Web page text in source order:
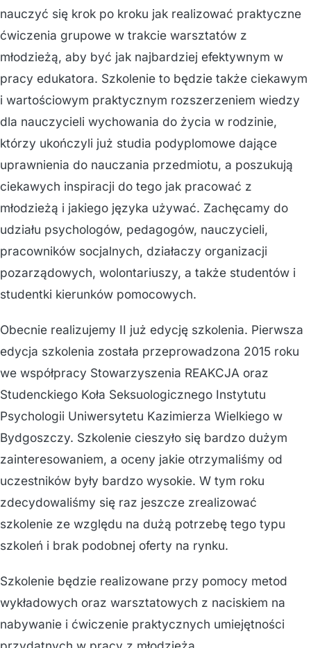
nauczyć się krok po kroku jak realizować praktyczne
ćwiczenia grupowe w trakcie warsztatów z
młodzieżą, aby być jak najbardziej efektywnym w
pracy edukatora. Szkolenie to będzie także ciekawym
i wartościowym praktycznym rozszerzeniem wiedzy
dla nauczycieli wychowania do życia w rodzinie,
którzy ukończyli już studia podyplomowe dające
uprawnienia do nauczania przedmiotu, a poszukują
ciekawych inspiracji do tego jak pracować z
młodzieżą i jakiego języka używać. Zachęcamy do
udziału psychologów, pedagogów, nauczycieli,
pracowników socjalnych, działaczy organizacji
pozarządowych, wolontariuszy, a także studentów i
studentki kierunków pomocowych.
Obecnie realizujemy II już edycję szkolenia. Pierwsza
edycja szkolenia została przeprowadzona 2015 roku
we współpracy Stowarzyszenia REAKCJA oraz
Studenckiego Koła Seksuologicznego Instytutu
Psychologii Uniwersytetu Kazimierza Wielkiego w
Bydgoszczy. Szkolenie cieszyło się bardzo dużym
zainteresowaniem, a oceny jakie otrzymaliśmy od
uczestników były bardzo wysokie. W tym roku
zdecydowaliśmy się raz jeszcze zrealizować
szkolenie ze względu na dużą potrzebę tego typu
szkoleń i brak podobnej oferty na rynku.
Szkolenie będzie realizowane przy pomocy metod
wykładowych oraz warsztatowych z naciskiem na
nabywanie i ćwiczenie praktycznych umiejętności